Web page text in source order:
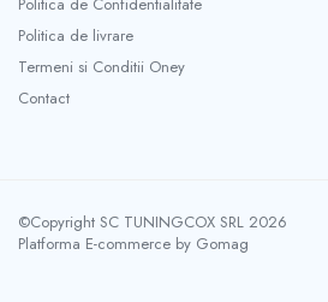
Capace r14 Volvo
Capace r14 VW
Capace roti marimea 15'
Capace r15 Alfa Romeo
Capace r15 Citroen
Politica de livrare
Termeni si Conditii Oney
Contact
©Copyright SC TUNINGCOX SRL 2026
Platforma E-commerce by Gomag